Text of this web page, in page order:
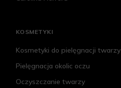
KOSMETYKI
Kosmetyki do pielęgnacji twarzy
Pielęgnacja okolic oczu
Oczyszczanie twarzy